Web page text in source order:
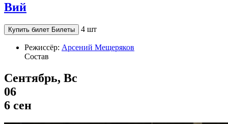
Вий
Купить билет Билеты 4 шт
Режиссёр: Арсений Мещеряков
Состав
Сентябрь, Вс
06
6 сен